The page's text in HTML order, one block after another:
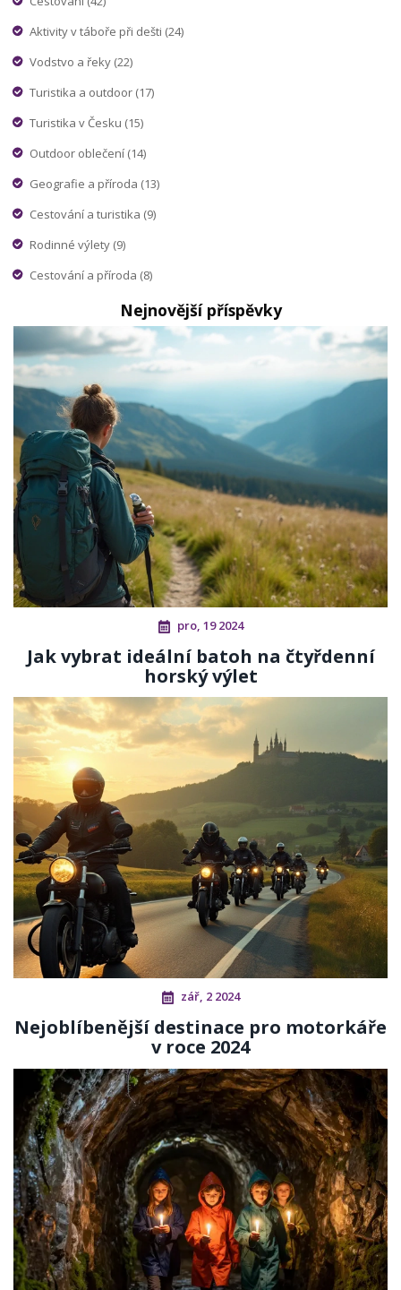
Aktivity v táboře při dešti (24)
Vodstvo a řeky (22)
Turistika a outdoor (17)
Turistika v Česku (15)
Outdoor oblečení (14)
Geografie a příroda (13)
Cestování a turistika (9)
Rodinné výlety (9)
Cestování a příroda (8)
Nejnovější příspěvky
pro, 19 2024
Jak vybrat ideální batoh na čtyřdenní
horský výlet
zář, 2 2024
Nejoblíbenější destinace pro motorkáře
v roce 2024